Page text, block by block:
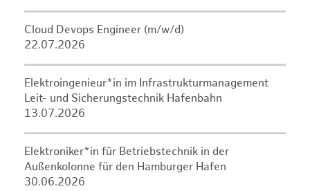
Cloud Devops Engineer (m/w/d)
22.07.2026
Elektroingenieur*in im Infrastrukturmanagement
Leit- und Sicherungstechnik Hafenbahn
13.07.2026
Elektroniker*in für Betriebstechnik in der
Außenkolonne für den Hamburger Hafen
30.06.2026